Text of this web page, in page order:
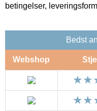
betingelser,
Bedst
Webshop